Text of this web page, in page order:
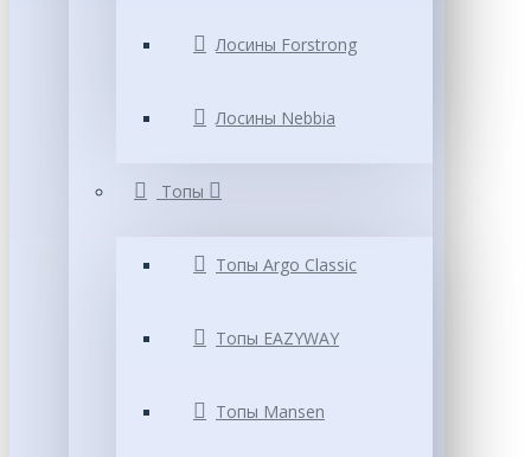
Лосины Forstrong
Лосины Nebbia
Топы
Топы Argo Classic
Топы EAZYWAY
Топы Mansen